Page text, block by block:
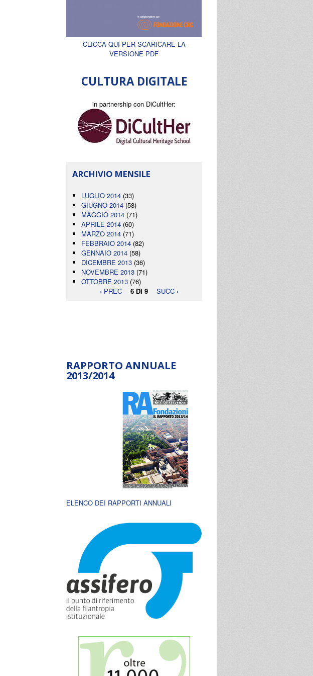
CLICCA QUI PER SCARICARE LA
VERSIONE PDF
CULTURA DIGITALE
in partnership con DiCultHer:
ARCHIVIO MENSILE
LUGLIO 2014 (33)
GIUGNO 2014 (58)
MAGGIO 2014 (71)
APRILE 2014 (60)
MARZO 2014 (71)
FEBBRAIO 2014 (82)
GENNAIO 2014 (58)
DICEMBRE 2013 (36)
NOVEMBRE 2013 (71)
OTTOBRE 2013 (76)
‹ PREC
6 DI 9 SUCC ›
RAPPORTO ANNUALE
2013/2014
ELENCO DEI RAPPORTI ANNUALI